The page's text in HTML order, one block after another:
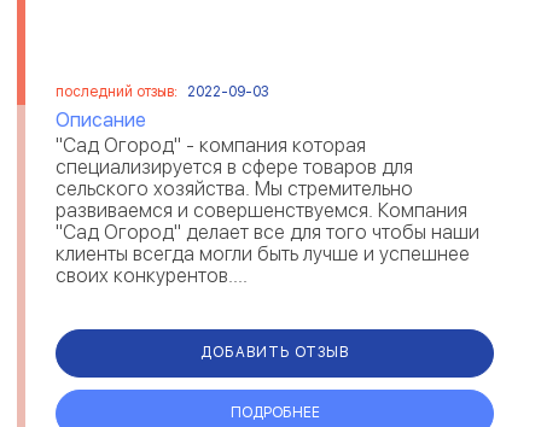
последний отзыв: 2022-09-03
Описание
"Сад Огород" - компания которая
специализируется в сфере товаров для
сельского хозяйства. Мы стремительно
развиваемся и совершенствуемся. Компания
"Сад Огород" делает все для того чтобы наши
клиенты всегда могли быть лучше и успешнее
своих конкурентов....
ДОБАВИТЬ ОТЗЫВ
ПОДРОБНЕЕ